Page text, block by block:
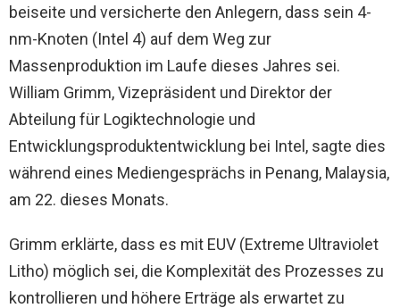
beiseite und versicherte den Anlegern, dass sein 4-
nm-Knoten (Intel 4) auf dem Weg zur
Massenproduktion im Laufe dieses Jahres sei.
William Grimm, Vizepräsident und Direktor der
Abteilung für Logiktechnologie und
Entwicklungsproduktentwicklung bei Intel, sagte dies
während eines Mediengesprächs in Penang, Malaysia,
am 22. dieses Monats.
Grimm erklärte, dass es mit EUV (Extreme Ultraviolet
Litho) möglich sei, die Komplexität des Prozesses zu
kontrollieren und höhere Erträge als erwartet zu